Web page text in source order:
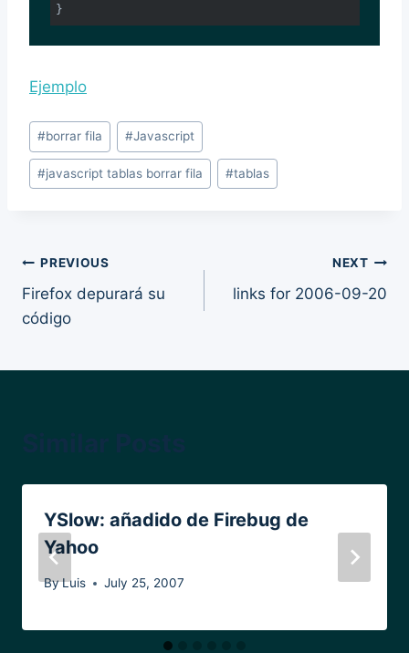
}
Ejemplo
Post
Tags:
#borrar fila #Javascript
#javascript tablas borrar fila #tablas
Post
navigation
PREVIOUS
Firefox depurará su
código
NEXT
links for 2006-09-20
YSlow: añadido de Firebug de
Yahoo
ByLuis July 25, 2007